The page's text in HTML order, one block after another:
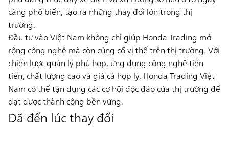
càng phổ biến, tạo ra những thay đổi lớn trong thị
trường.
Đầu tư vào Việt Nam không chỉ giúp Honda Trading mở
rộng công nghệ mà còn củng cố vị thế trên thị trường. Với
chiến lược quản lý phù hợp, ứng dụng công nghệ tiên
tiến, chất lượng cao và giá cả hợp lý, Honda Trading Việt
Nam có thể tận dụng các cơ hội độc đáo của thị trường để
đạt được thành công bền vững.
Đã đến lúc thay đổi